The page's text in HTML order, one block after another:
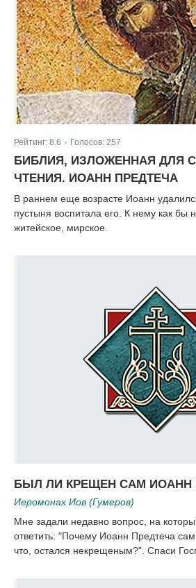
Рейтинг: 8.6 Голосов: 257
БИБЛИЯ, ИЗЛОЖЕННАЯ ДЛЯ
ЧТЕНИЯ. ИОАНН ПРЕДТЕЧА
В раннем еще возрасте Иоанн
пустыня воспитала его. К нему как бы
житейское, мирское.
БЫЛ ЛИ КРЕЩЕН САМ ИОАНН
Иеромонах Иов (Гумеров)
Мне задали недавно вопрос, на
ответить: "Почему Иоанн Предтеча
что, остался некрещеным?". Спаси